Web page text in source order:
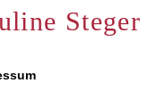
Steger